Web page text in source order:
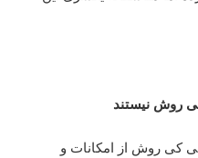
کی روش نیستند
کی روش از امکانات و